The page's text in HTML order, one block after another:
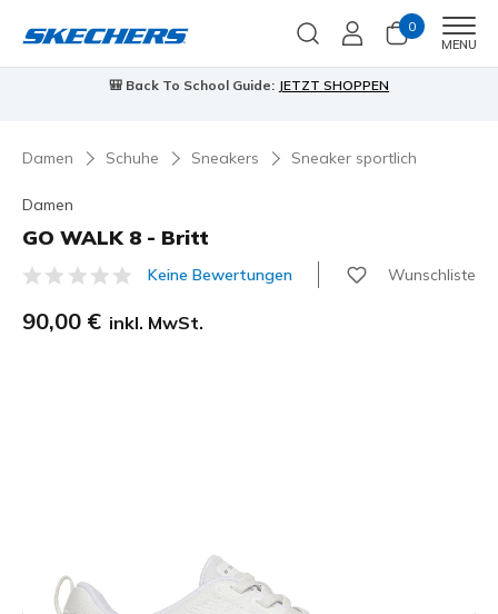
0
MENU
90 Tage kostenlose RückgabeJetzt anmelden
Damen Schuhe Sneakers Sneaker sportlich
Damen
GO WALK 8 - Britt
4,8 von 5 Kundenbewertungen
Keine Bewertungen Wunschliste
90,00 € inkl. MwSt.